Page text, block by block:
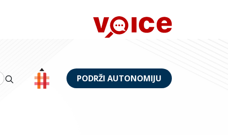
PODRŽI AUTONOMIJU